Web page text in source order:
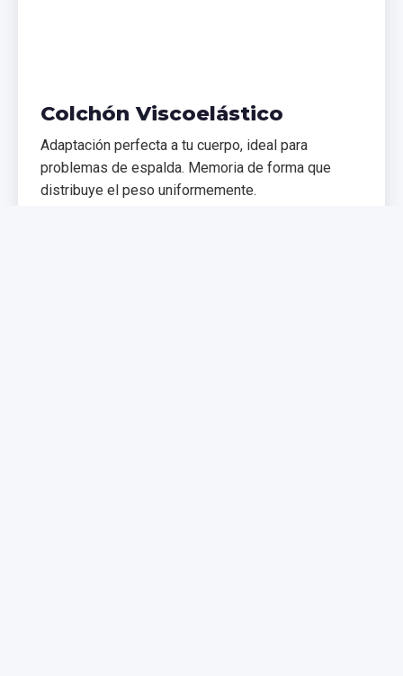
Colchón Viscoelástico
Adaptación perfecta a tu cuerpo, ideal para
problemas de espalda. Memoria de forma que
distribuye el peso uniformemente.